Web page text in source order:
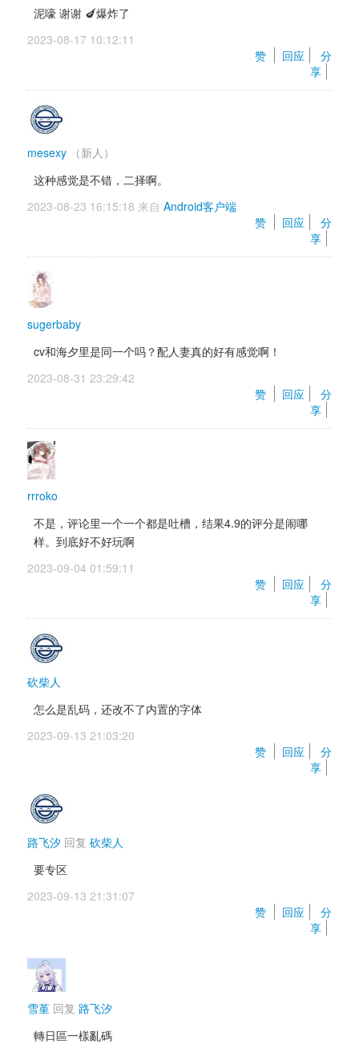
泥嚎 谢谢 🍆爆炸了
2023-08-17 10:12:11
赞
回应
分
享
mesexy
（新人）
这种感觉是不错，二择啊。
2023-08-23 16:15:18 来自 Android客户端
赞
回应
分
享
sugerbaby
cv和海夕里是同一个吗？配人妻真的好有感觉啊！
2023-08-31 23:29:42
赞
回应
分
享
rrroko
不是，评论里一个一个都是吐槽，结果4.9的评分是闹哪
样。到底好不好玩啊
2023-09-04 01:59:11
赞
回应
分
享
砍柴人
怎么是乱码，还改不了内置的字体
2023-09-13 21:03:20
赞
回应
分
享
路飞汐 回复 砍柴人
要专区
2023-09-13 21:31:07
赞
回应
分
享
雪堇 回复 路飞汐
轉日區一樣亂碼